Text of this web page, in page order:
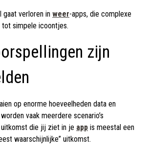
gaat verloren in weer-apps, die complexe
simpele icoontjes.
zijn
op enorme hoeveelheden data en
vaak meerdere scenario’s
die jij ziet in je app is meestal een
waarschijnlijke” uitkomst.